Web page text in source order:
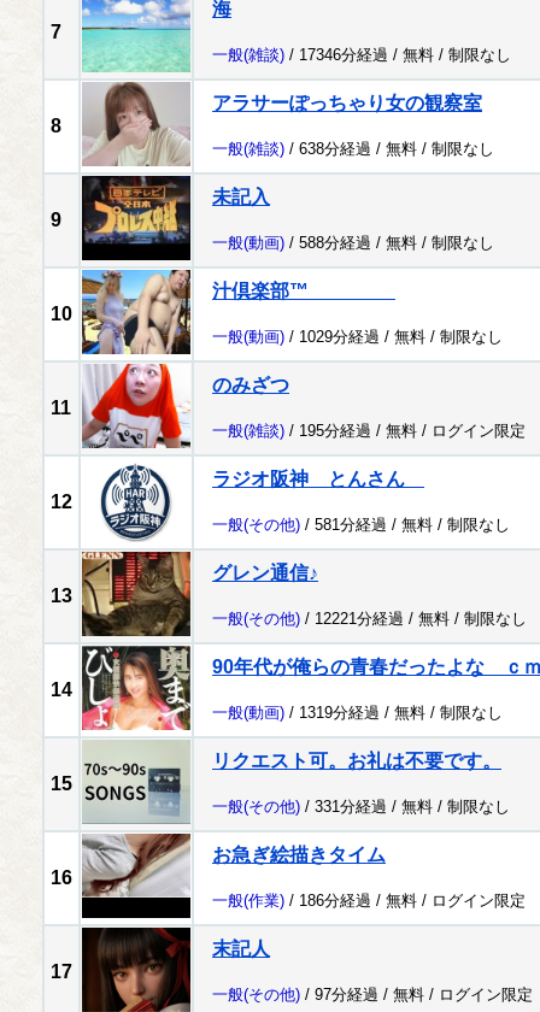
7
海
一般(雑談) / 17346分経過 / 無料 / 制限なし
8
アラサーぽっちゃり女の観察室
一般(雑談) / 638分経過 / 無料 / 制限なし
9
未記入
一般(動画) / 588分経過 / 無料 / 制限なし
10
汁倶楽部™
一般(動画) / 1029分経過 / 無料 / 制限なし
11
のみざつ
一般(雑談) / 195分経過 / 無料 / ログイン限定
12
ラジオ阪神 とんさん
一般(その他) / 581分経過 / 無料 / 制限なし
13
グレン通信♪
一般(その他) / 12221分経過 / 無料 / 制限なし
14
90年代が俺らの青春だったよな ｃ
一般(動画) / 1319分経過 / 無料 / 制限なし
15
リクエスト可。お礼は不要です。
一般(その他) / 331分経過 / 無料 / 制限なし
16
お急ぎ絵描きタイム
一般(作業) / 186分経過 / 無料 / ログイン限定
17
末記人
一般(その他) / 97分経過 / 無料 / ログイン限定